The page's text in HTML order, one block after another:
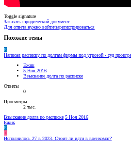
Toggle signature
Заказать юридический документ
Для ответа нужно войти/зарегистрироваться
Похожие темы
Е
Написал расписку по долгам фирмы под угрозой - суд
Ежик
5 Ноя 2016
Взыскание долга по расписке
Ответы
0
Просмотры
2 тыс.
Взыскание долга по расписке 5 Ноя 2016
Ежик
Е
D
Исполнилось 27 в 2023. Стоит ли идти в военкомат?